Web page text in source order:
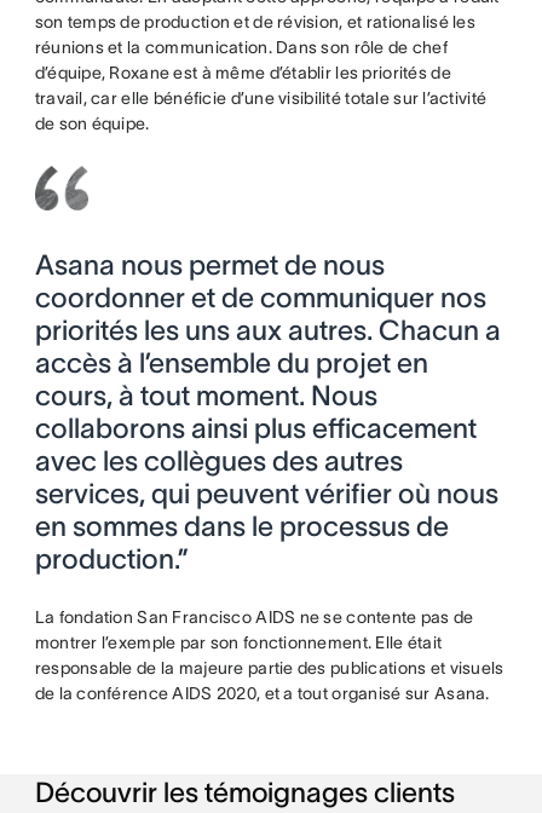
son temps de production et de révision, et rationalisé les
réunions et la communication. Dans son rôle de chef
d’équipe, Roxane est à même d’établir les priorités de
travail, car elle bénéficie d’une visibilité totale sur l’activité
de son équipe.
Asana nous permet de nous
coordonner et de communiquer nos
priorités les uns aux autres. Chacun a
accès à l’ensemble du projet en
cours, à tout moment. Nous
collaborons ainsi plus efficacement
avec les collègues des autres
services, qui peuvent vérifier où nous
en sommes dans le processus de
production.”
La fondation San Francisco AIDS ne se contente pas de
montrer l’exemple par son fonctionnement. Elle était
responsable de la majeure partie des publications et visuels
de la conférence AIDS 2020, et a tout organisé sur Asana.
Découvrir les témoignages clients